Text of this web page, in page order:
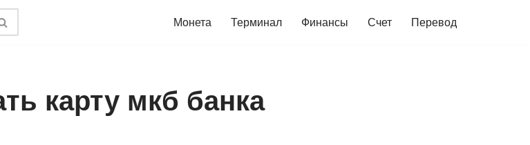
Монета Терминал Финансы Счет Перевод
карту мкб банка